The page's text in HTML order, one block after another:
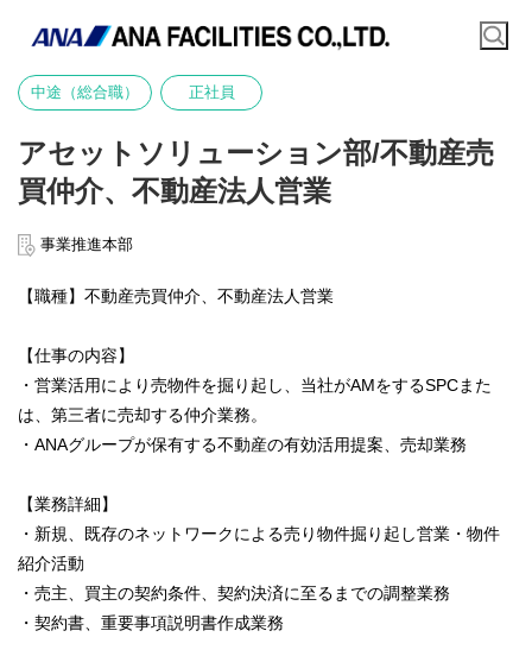
中途（総合職） 正社員
アセットソリューション部/不動産売
買仲介、不動産法人営業
事業推進本部
【職種】不動産売買仲介、不動産法人営業
【仕事の内容】
・営業活用により売物件を掘り起し、当社がAMをするSPCまた
は、第三者に売却する仲介業務。
・ANAグループが保有する不動産の有効活用提案、売却業務
【業務詳細】
・新規、既存のネットワークによる売り物件掘り起し営業・物件
紹介活動
・売主、買主の契約条件、契約決済に至るまでの調整業務
・契約書、重要事項説明書作成業務